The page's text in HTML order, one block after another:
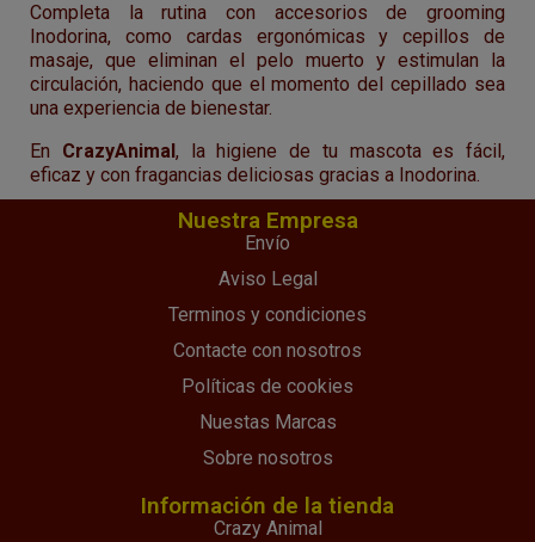
Completa la rutina con accesorios de grooming
Inodorina, como cardas ergonómicas y cepillos de
masaje, que eliminan el pelo muerto y estimulan la
circulación, haciendo que el momento del cepillado sea
una experiencia de bienestar.
En CrazyAnimal, la higiene de tu mascota es fácil,
eficaz y con fragancias deliciosas gracias a Inodorina.
Nuestra Empresa
Envío
Aviso Legal
Terminos y condiciones
Contacte con nosotros
Políticas de cookies
Nuestas Marcas
Sobre nosotros
Información de la tienda
Crazy Animal